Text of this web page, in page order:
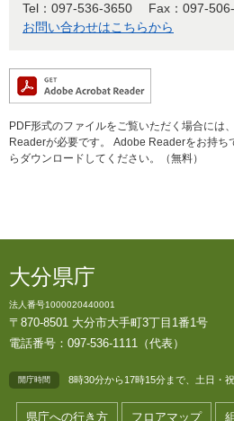
Tel：097-536-3650
Fax：097-
お問い合わせはこちらから
PDF形式のファイルをご覧いただく場合には
Readerが必要です。
Adobe Readerをお持ち
らダウンロードしてください。（無料）
大分県庁
法人番号1000020440001
〒870-8501 大分市大手町3丁目1番1号
電話番号：097-536-1111（代表）
開庁時間 8時30分から17時15分まで、土日・
県庁への行き方 フロアマップ